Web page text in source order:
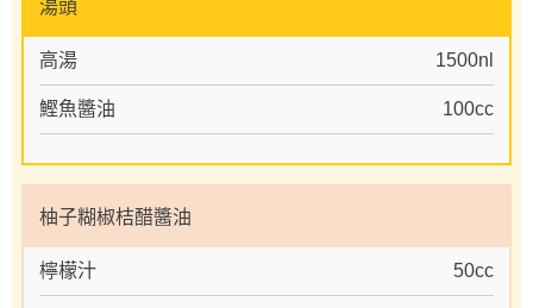
湯頭
高湯 1500nl
鰹魚醬油 100cc
柚子糊椒桔醋醬油
檸檬汁 50cc